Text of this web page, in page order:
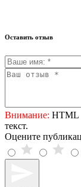
Оставить отзыв
Внимание: HTML
текст.
Оцените